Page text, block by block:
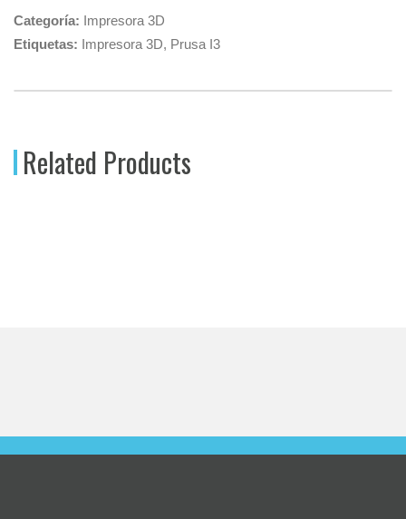
Categoría: Impresora 3D
Etiquetas: Impresora 3D, Prusa I3
Related Products